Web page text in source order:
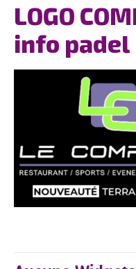
LOGO
info padel